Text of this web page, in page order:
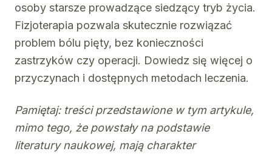
osoby starsze prowadzące siedzący tryb życia.
Fizjoterapia pozwala skutecznie rozwiązać
problem bólu pięty, bez konieczności
zastrzyków czy operacji. Dowiedz się więcej o
przyczynach i dostępnych metodach leczenia.
Pamiętaj: treści przedstawione w tym artykule,
mimo tego, że powstały na podstawie
literatury naukowej, mają charakter